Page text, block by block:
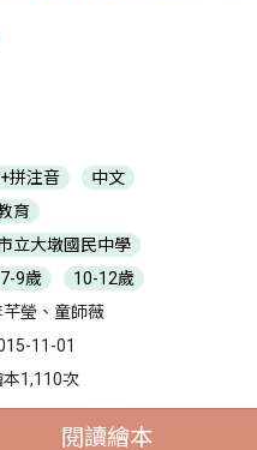
拼注音
中文
育
立大墩國民中學
7-9歲
10-12歲
芊瑩、童師薇
11-01
本1,110次
閱讀繪本